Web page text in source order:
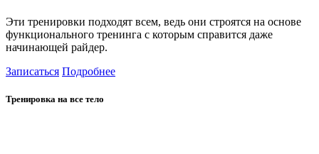
Эти тренировки подходят всем, ведь они строятся на основе
функционального тренинга с которым справится даже
начинающей райдер.
Записаться Подробнее
Тренировка на все тело